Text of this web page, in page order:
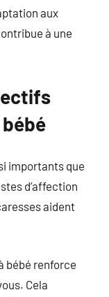
aux
à une
importants que
d’affection
aident
bébé renforce
Cela